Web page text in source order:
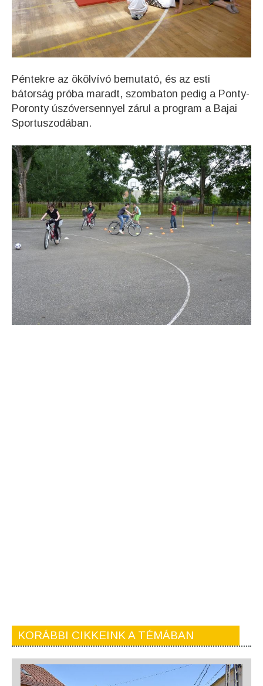
Péntekre az ökölvívó bemutató, és az esti
bátorság próba maradt, szombaton pedig a Ponty-
Poronty úszóversennyel zárul a program a Bajai
Sportuszodában.
KORÁBBI CIKKEINK A TÉMÁBAN